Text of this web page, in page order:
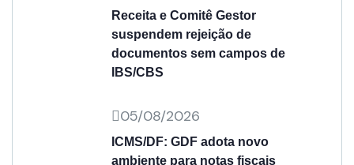
Receita e Comitê Gestor
suspendem rejeição de
documentos sem campos de
IBS/CBS
05/08/2026
ICMS/DF: GDF adota novo
ambiente para notas fiscais